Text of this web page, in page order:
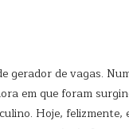
gerador de vagas.
em que foram
Hoje, felizmente,